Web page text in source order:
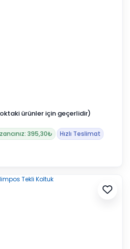
ürünler için geçerlidir)
devam ediyor
395,30₺ Hızlı Teslimat